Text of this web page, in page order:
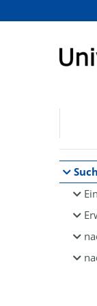
Browsen
direkt zum Inhalt